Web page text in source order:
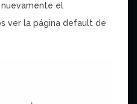
nuevamente el
ver la página default de